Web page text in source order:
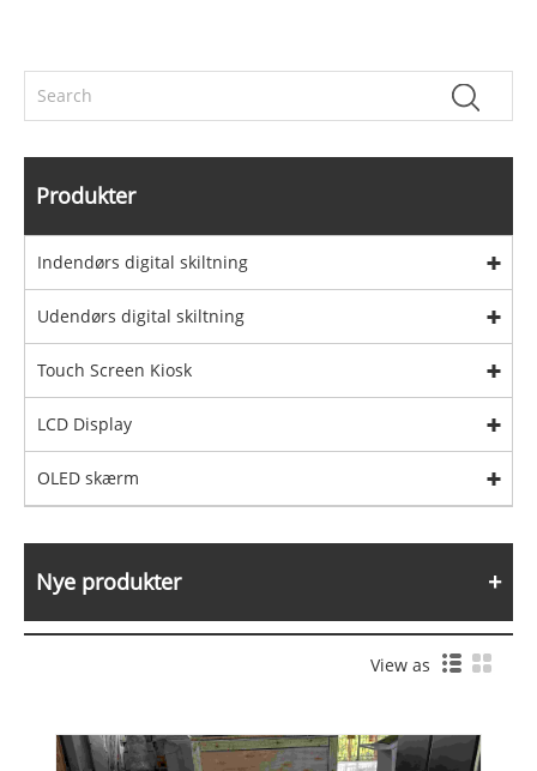
Produkter
Indendørs digital skiltning
Udendørs digital skiltning
Touch Screen Kiosk
LCD Display
OLED skærm
Nye produkter
View as